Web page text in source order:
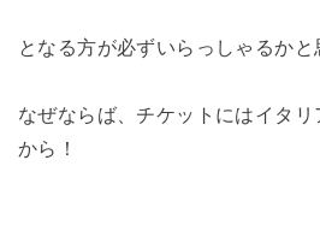
となる方が必ずいらっしゃるかと
なぜならば、チケットにはイタ
から！